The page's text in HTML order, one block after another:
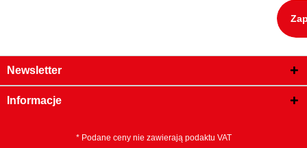
Newsletter
Informacje
* Podane ceny nie zawierają podaktu VAT